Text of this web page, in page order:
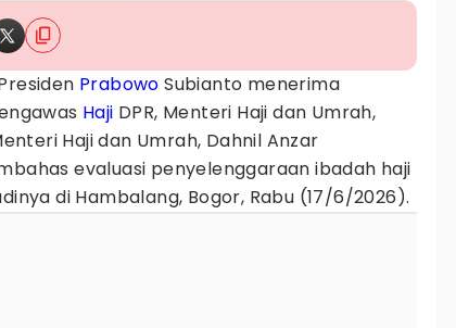
Prabowo Subianto menerima
Haji DPR, Menteri Haji dan Umrah,
Haji dan Umrah, Dahnil Anzar
evaluasi penyelenggaraan ibadah haji
di Hambalang, Bogor, Rabu (17/6/2026).